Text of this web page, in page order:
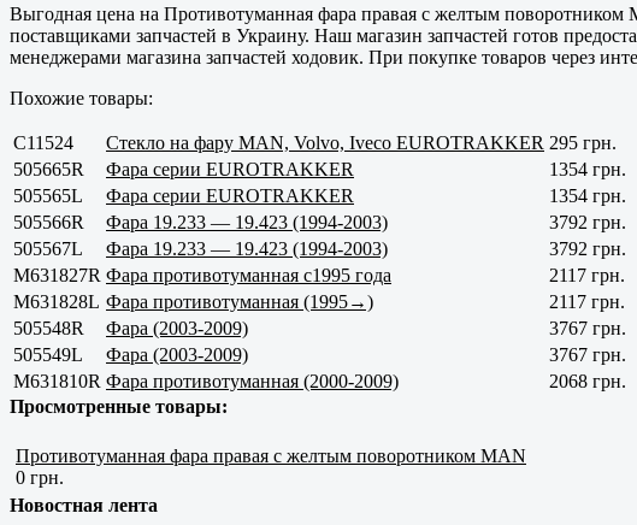
Выгодная цена на Противотуманная фара правая с желтым
поставщиками запчастей в Украину. Наш магазин запчастей готов
менеджерами магазина запчастей ходовик. При покупке товаров через
Похожие товары:
C11524 Стекло на фару MAN, Volvo, Iveco EUROTRAKKER 295 грн.
505665R
Фара серии EUROTRAKKER
1354 грн.
505565L
Фара серии EUROTRAKKER
1354 грн.
505566R
Фара 19.233 — 19.423 (1994-2003)
3792 грн.
505567L
Фара 19.233 — 19.423 (1994-2003)
3792 грн.
M631827R Фара противотуманная с1995 года
2117 грн.
M631828L Фара противотуманная (1995→)
2117 грн.
505548R
Фара (2003-2009)
3767 грн.
505549L
Фара (2003-2009)
3767 грн.
M631810R Фара противотуманная (2000-2009)
2068 грн.
Просмотренные товары:
Противотуманная фара правая с желтым поворотником MAN
0 грн.
Новостная лента